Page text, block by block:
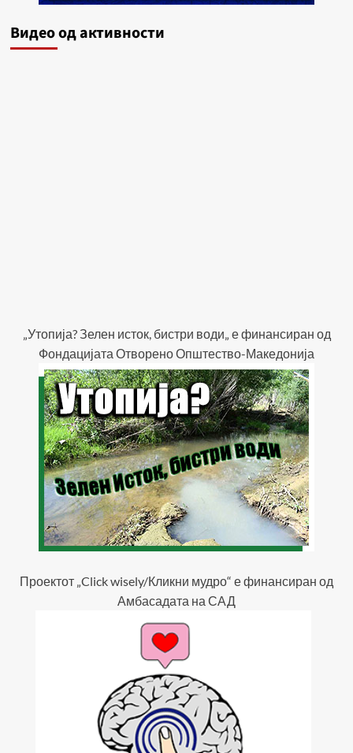
Видеo од активности
„Утопија? Зелен исток, бистри води„ е финансиран од
Фондацијата Отворено Општество-Македонија
Проектот „Click wisely/Кликни мудро“ е финансиран од
Амбасадата на САД